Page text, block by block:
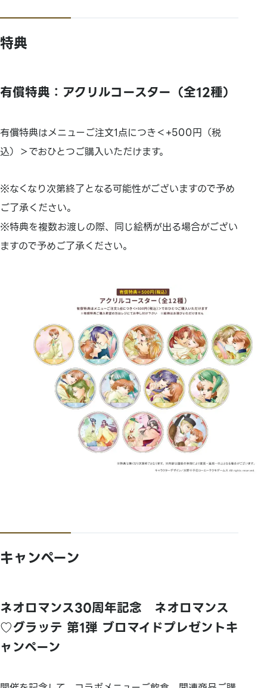
特典
有償特典：アクリルコースター（全12種）
有償特典はメニューご注文1点につき＜+500円（税
込）＞でおひとつご購入いただけます。
※なくなり次第終了となる可能性がございますので予め
ご了承ください。
※特典を複数お渡しの際、同じ絵柄が出る場合がござい
ますので予めご了承ください。
キャンペーン
ネオロマンス30周年記念 ネオロマンス
♡グラッテ 第1弾 ブロマイドプレゼントキ
ャンペーン